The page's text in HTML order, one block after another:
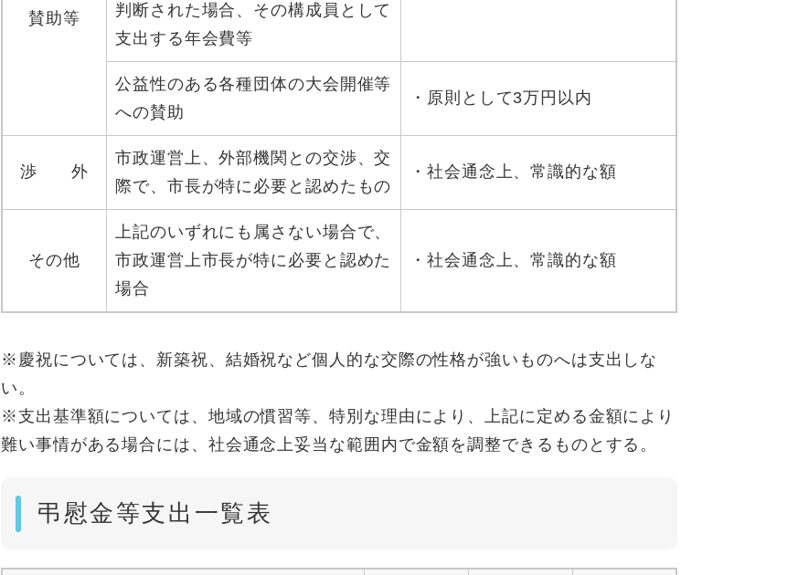
賛助等
判断された場合、その構成員として
支出する年会費等
公益性のある各種団体の大会開催等
への賛助
・原則として3万円以内
渉 外
市政運営上、外部機関との交渉、交
際で、市長が特に必要と認めたもの
・社会通念上、常識的な額
その他
上記のいずれにも属さない場合で、
市政運営上市長が特に必要と認めた
場合
・社会通念上、常識的な額
※慶祝については、新築祝、結婚祝など個人的な交際の性格が強いものへは支出しな
い。
※支出基準額については、地域の慣習等、特別な理由により、上記に定める金額により
難い事情がある場合には、社会通念上妥当な範囲内で金額を調整できるものとする。
弔慰金等支出一覧表